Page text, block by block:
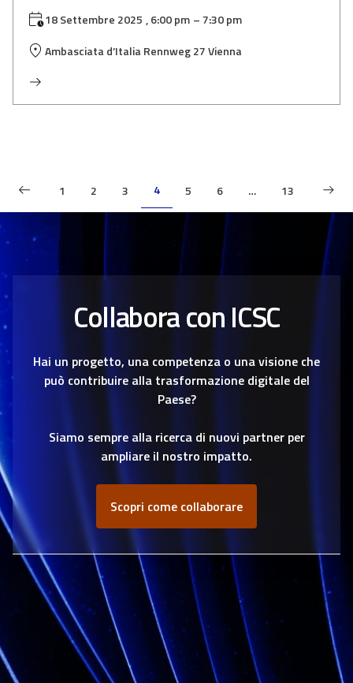
18 Settembre 2025 , 6:00 pm – 7:30 pm
Ambasciata d’Italia Rennweg 27 Vienna
1 2 3 4 5 6 … 13
Collabora con ICSC
Hai un progetto, una competenza o una visione che
può contribuire alla trasformazione digitale del
Paese?
Siamo sempre alla ricerca di nuovi partner per
ampliare il nostro impatto.
Scopri come collaborare